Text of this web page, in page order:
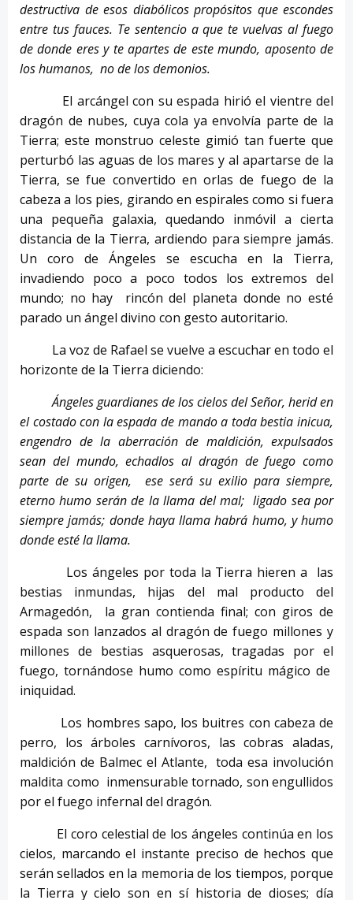
destructiva de esos diabólicos propósitos que escondes
entre tus fauces. Te sentencio a que te vuelvas al fuego
de donde eres y te apartes de este mundo, aposento de
los humanos, no de los demonios.
El arcángel con su espada hirió el vientre del
dragón de nubes, cuya cola ya envolvía parte de la
Tierra; este monstruo celeste gimió tan fuerte que
perturbó las aguas de los mares y al apartarse de la
Tierra, se fue convertido en orlas de fuego de la
cabeza a los pies, girando en espirales como si fuera
una pequeña galaxia, quedando inmóvil a cierta
distancia de la Tierra, ardiendo para siempre jamás.
Un coro de Ángeles se escucha en la Tierra,
invadiendo poco a poco todos los extremos del
mundo; no hay rincón del planeta donde no esté
parado un ángel divino con gesto autoritario.
La voz de Rafael se vuelve a escuchar en todo el
horizonte de la Tierra diciendo:
Ángeles guardianes de los cielos del Señor, herid en
el costado con la espada de mando a toda bestia inicua,
engendro de la aberración de maldición, expulsados
sean del mundo, echadlos al dragón de fuego como
parte de su origen, ese será su exilio para siempre,
eterno humo serán de la llama del mal; ligado sea por
siempre jamás; donde haya llama habrá humo, y humo
donde esté la llama.
Los ángeles por toda la Tierra hieren a las
bestias inmundas, hijas del mal producto del
Armagedón, la gran contienda final; con giros de
espada son lanzados al dragón de fuego millones y
millones de bestias asquerosas, tragadas por el
fuego, tornándose humo como espíritu mágico de
iniquidad.
Los hombres sapo, los buitres con cabeza de
perro, los árboles carnívoros, las cobras aladas,
maldición de Balmec el Atlante, toda esa involución
maldita como inmensurable tornado, son engullidos
por el fuego infernal del dragón.
El coro celestial de los ángeles continúa en los
cielos, marcando el instante preciso de hechos que
serán sellados en la memoria de los tiempos, porque
la Tierra y cielo son en sí historia de dioses; día